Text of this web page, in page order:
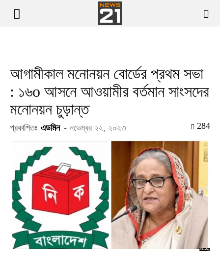
আগামীকাল মনোনয়ন বোর্ডের প্রথম সভা
: ১৬o আসনে আওয়ামীর বর্তমান সাংসদের
মনোনয়ন চুড়ান্ত
প্রকাশিতঃ এডমিন - নভেম্বর ২২, ২০২৩ 284